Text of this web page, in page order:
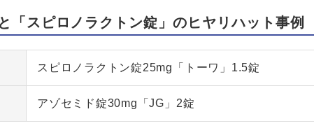
「スピロノラクトン錠」のヒヤリハット事例
スピロノラクトン錠25mg「トーワ」1.5錠
アゾセミド錠30mg「JG」2錠